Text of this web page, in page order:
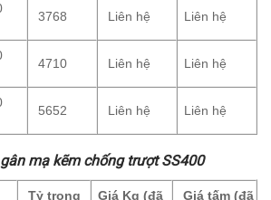
3768 Liên hệ Liên hệ
4710 Liên hệ Liên hệ
5652 Liên hệ Liên hệ
mạ kẽm chống trượt SS400
Tỷ trọng
Giá Kg (đã
Giá tấm (đã